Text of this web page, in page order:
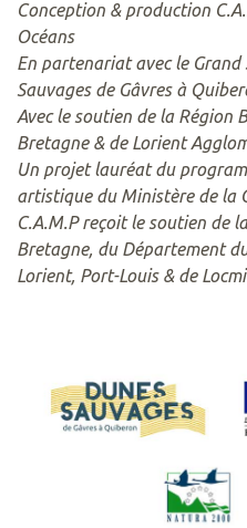
Conception & production
Océans
En partenariat avec le Grand
Sauvages de Gâvres à
Avec le soutien de la Région
Bretagne & de Lorient
Un projet lauréat du
artistique du Ministère de la
C.A.M.P reçoit le soutien de
Bretagne, du Département
Lorient, Port-Louis & de